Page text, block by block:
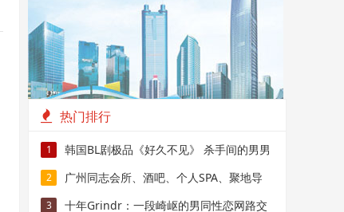
热门排行
1
韩国BL剧极品《好久不见》 杀手间的男男
禁恋，要性命还是爱情？
2
广州同志会所、酒吧、个人SPA、聚地导
航
3
十年Grindr：一段崎岖的男同性恋网路交